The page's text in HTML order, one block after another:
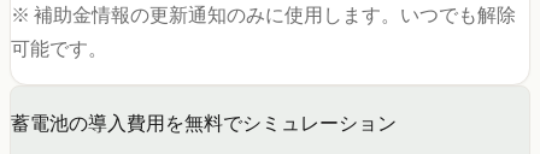
※ 補助金情報の更新通知のみに使用します。いつでも解除
可能です。
蓄電池の導入費用を無料でシミュレーション